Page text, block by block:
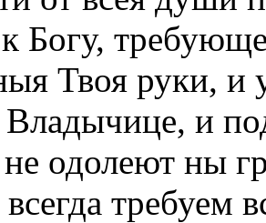
Богу,
Твоя руки,
и
одолеют ны
требуем